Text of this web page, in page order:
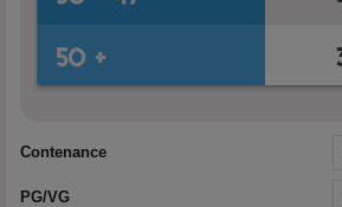
Contenance
PG/VG